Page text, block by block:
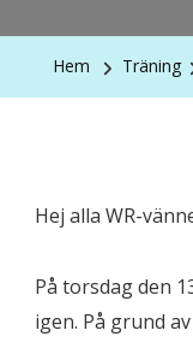
Hem Träning
Hej alla WR-
På torsdag den
igen. På grund